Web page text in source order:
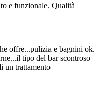
e funzionale. Qualità
offre...pulizia e bagnini ok.
tipo del bar scontroso
un trattamento